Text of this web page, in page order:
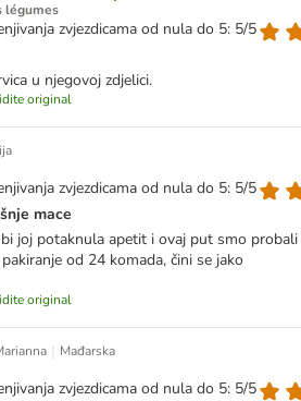
légumes
zvjezdicama od nula do 5: 5/5
u njegovoj zdjelici.
original
zvjezdicama od nula do 5: 5/5
mace
joj potaknula apetit i ovaj put smo probali
od 24 komada, čini se jako
original
| Mađarska
zvjezdicama od nula do 5: 5/5